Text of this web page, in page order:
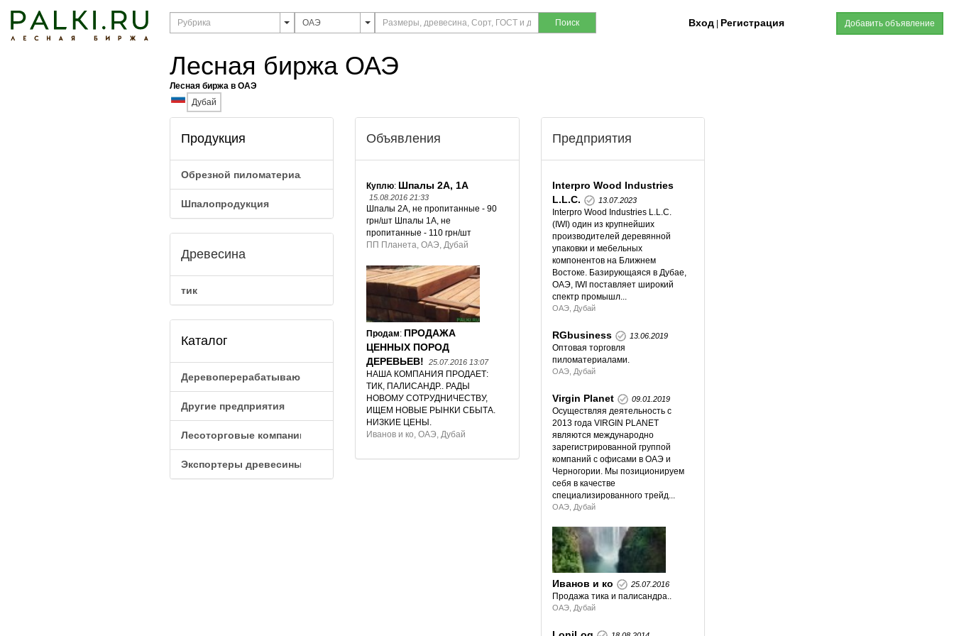
Поиск Вход Регистрация Добавить объявление
Лесная биржа ОАЭ
Лесная биржа в ОАЭ
Дубай
Продукция
Обрезной пиломатериал
Шпалопродукция
Древесина
тик
Каталог
Деревоперерабатывающие предприятия
Другие предприятия
Лесоторговые компании
Экспортеры древесины
Объявления
Куплю: Шпалы 2А, 1А
15.08.2016 21:33
Шпалы 2А, не пропитанные - 90
грн/шт Шпалы 1А, не
пропитанные - 110 грн/шт
ПП Планета, ОАЭ, Дубай
Продам: ПРОДАЖА
ЦЕННЫХ ПОРОД
ДЕРЕВЬЕВ!
25.07.2016 13:07
НАША КОМПАНИЯ ПРОДАЕТ:
ТИК, ПАЛИСАНДР.. РАДЫ
НОВОМУ СОТРУДНИЧЕСТВУ,
ИЩЕМ НОВЫЕ РЫНКИ СБЫТА.
НИЗКИЕ ЦЕНЫ.
Иванов и ко, ОАЭ, Дубай
Предприятия
Interpro Wood Industries
L.L.C.
13.07.2023
Interpro Wood Industries L.L.C.
(IWI) один из крупнейших
производителей деревянной
упаковки и мебельных
компонентов на Ближнем
Востоке. Базирующаяся в Дубае,
ОАЭ, IWI поставляет широкий
спектр промышл...
ОАЭ, Дубай
RGbusiness 13.06.2019
Оптовая торговля
пиломатериалами.
ОАЭ, Дубай
Virgin Planet 09.01.2019
Осуществляя деятельность с
2013 года VIRGIN PLANET
являются международно
зарегистрированной группой
компаний с офисами в ОАЭ и
Черногории. Мы позиционируем
себя в качестве
специализированного трейд...
ОАЭ, Дубай
Иванов и ко 25.07.2016
Продажа тика и палисандра..
ОАЭ, Дубай